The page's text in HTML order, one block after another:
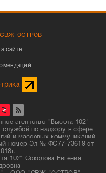
сайте
агентство "Высота 102"
службой по надзору в сфере
и массовых коммуникаций
номер Эл № ФС77-73619 от
102" Соколова Евгения